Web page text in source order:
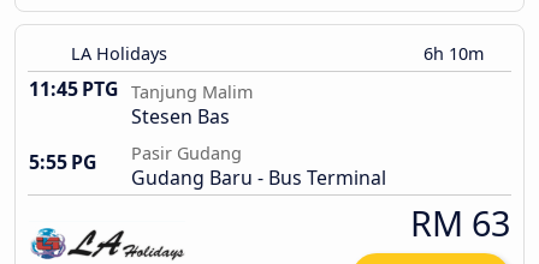
LA Holidays 6h 10m
11:45 PTG Tanjung Malim
Stesen Bas
5:55 PG
Pasir Gudang
Gudang Baru - Bus Terminal
RM 63